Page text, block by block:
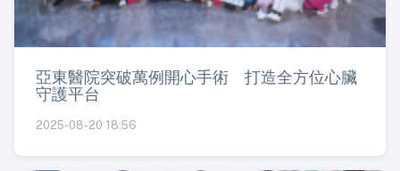
亞東醫院突破萬例開心手術 打造全方位心臟
守護平台
2025-08-20 18:56